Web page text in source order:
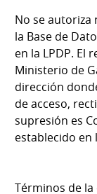
No se autoriza
la Base de
en la LPDP. El
Ministerio de
dirección
de acceso,
supresión es
establecido en
Términos de la